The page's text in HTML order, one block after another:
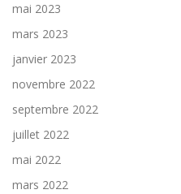
mai 2023
mars 2023
janvier 2023
novembre 2022
septembre 2022
juillet 2022
mai 2022
mars 2022